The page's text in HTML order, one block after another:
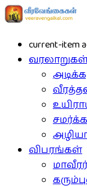
current-item
விபரங்கள்